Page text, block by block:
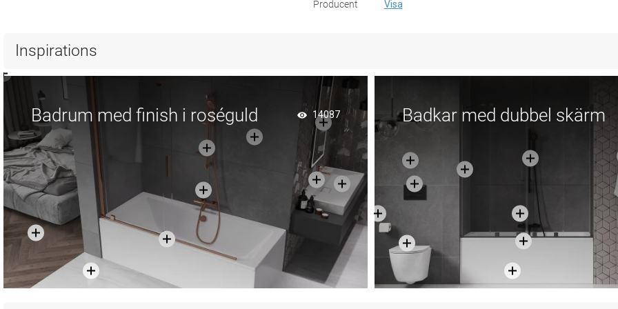
Producent Visa
Inspirations
Badrum med finish i roséguld 14087 Badkar med dubbel skärm